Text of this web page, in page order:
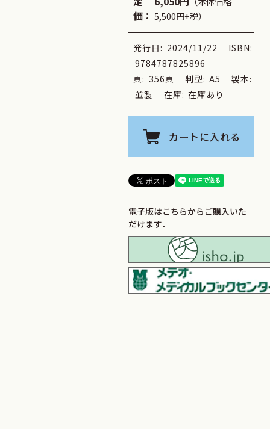
価： 5,500円+税）
発行日: 2024/11/22
ISBN:
9784787825896
頁: 356頁 判型: A5
製本:
並製
在庫: 在庫あり
カートに入れる
電子版はこちらからご購入いた
だけます．